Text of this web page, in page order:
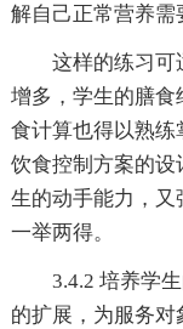
解自己正常营养需
这样的练习可
增多，学生的膳
食计算也得以熟练
饮食控制方案的设
生的动手能力，又
一举两得。
3.4.2 培养学
的扩展，为服务